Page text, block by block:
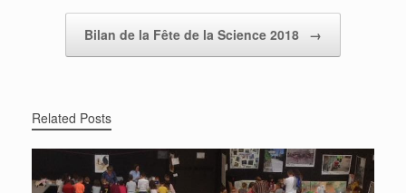
Bilan de la Fête de la Science 2018 →
Related Posts